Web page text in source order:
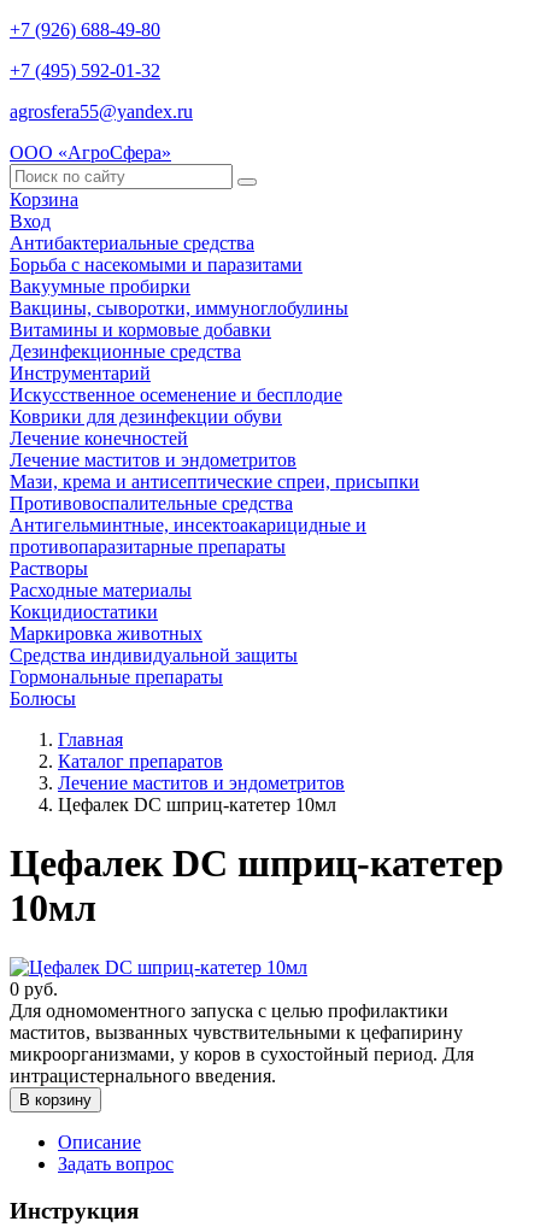
+7 (926) 688-49-80
+7 (495) 592-01-32
agrosfera55@yandex.ru
ООО «АгроСфера»
Корзина
Вход
Антибактериальные средства
Борьба с насекомыми и паразитами
Вакуумные пробирки
Вакцины, сыворотки, иммуноглобулины
Витамины и кормовые добавки
Дезинфекционные средства
Инструментарий
Искусственное осеменение и бесплодие
Коврики для дезинфекции обуви
Лечение конечностей
Лечение маститов и эндометритов
Мази, крема и антисептические спреи, присыпки
Противовоспалительные средства
Антигельминтные, инсектоакарицидные и
противопаразитарные препараты
Растворы
Расходные материалы
Кокцидиостатики
Маркировка животных
Средства индивидуальной защиты
Гормональные препараты
Болюсы
Главная
Каталог препаратов
Лечение маститов и эндометритов
Цефалек DC шприц-катетер 10мл
Цефалек DC шприц-катетер
10мл
0 руб.
Для одномоментного запуска с целью профилактики
маститов, вызванных чувствительными к цефапирину
микроорганизмами, у коров в сухостойный период. Для
интрацистернального введения.
В корзину
Описание
Задать вопрос
Инструкция